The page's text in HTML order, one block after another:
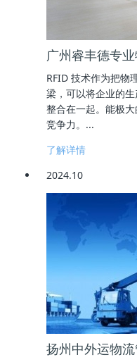
广州睿丰德专
RFID 技术作为把物
梁，可以将企业的
整合在一起。能极
竞争力。...
了解详情
2024.10
扬州中外运物